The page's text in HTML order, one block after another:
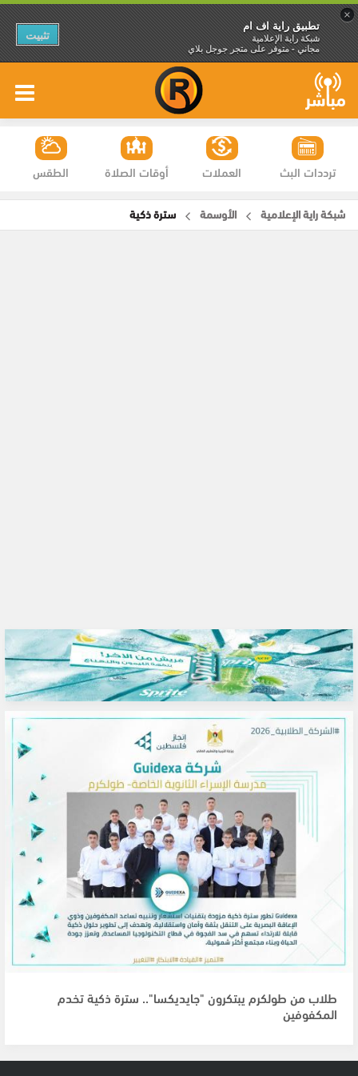
×
تطبيق راية اف ام
شبكة راية الإعلامية
مجاني - متوفر على متجر جوجل بلاي
تثبيت
الطقس أوقات الصلاة العملات ترددات البث
شبكة راية الإعلامية الأوسمة سترة ذكية
طلاب من طولكرم يبتكرون "جايديكسا".. سترة ذكية تخدم
المكفوفين